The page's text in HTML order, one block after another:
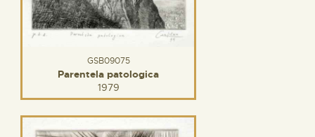
GSB09075
Parentela patologica
1979